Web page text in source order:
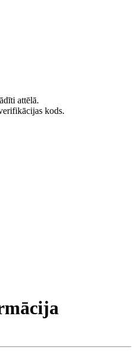
attēlā.
kods.